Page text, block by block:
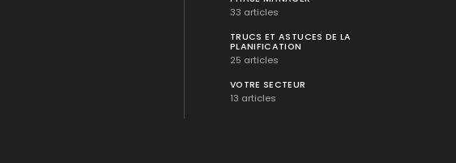
33 articles
TRUCS ET ASTUCES DE LA
PLANIFICATION
25 articles
VOTRE SECTEUR
13 articles